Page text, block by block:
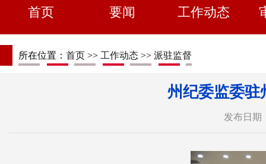
首页 要闻 工作动态
所在位置： 首页 >> 工作动态 >> 派驻监督
州纪委监委驻
发布日期